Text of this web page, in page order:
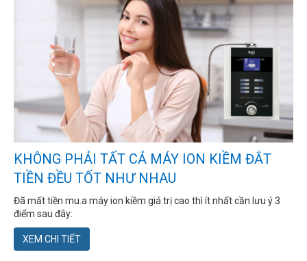
KHÔNG PHẢI TẤT CẢ MÁY ION KIỀM ĐẮT
TIỀN ĐỀU TỐT NHƯ NHAU
Đã mất tiền mu.a máy ion kiềm giá trị cao thì ít nhất cần lưu ý 3
điểm sau đây:
XEM CHI TIẾT